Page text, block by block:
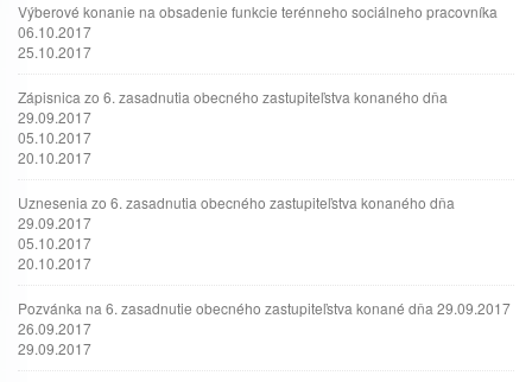
Výberové konanie na obsadenie funkcie terénneho sociálneho pracovníka
06.10.2017
25.10.2017
Zápisnica zo 6. zasadnutia obecného zastupiteľstva konaného dňa
29.09.2017
05.10.2017
20.10.2017
Uznesenia zo 6. zasadnutia obecného zastupiteľstva konaného dňa
29.09.2017
05.10.2017
20.10.2017
Pozvánka na 6. zasadnutie obecného zastupiteľstva konané dňa 29.09.2017
26.09.2017
29.09.2017